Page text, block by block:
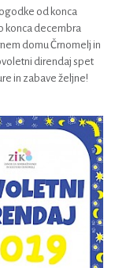
od konca
konca decembra
domu Črnomelj in
direndaj spet
in zabave željne!